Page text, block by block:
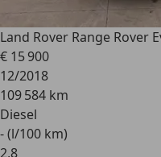
Land Rover Range Rover
€ 15 900
12/2018
109 584 km
Diesel
- (l/100 km)
2,8